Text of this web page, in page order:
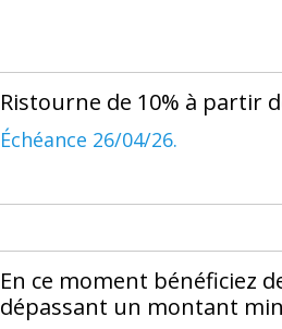
Ristourne de 10% à partir
Échéance 26/04/26.
En ce moment bénéficiez
dépassant un montant